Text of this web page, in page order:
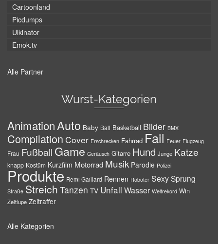
Cartoonland
Picdumps
Ulkinator
Emok.tv
Alle Partner
Wurst-Kategorien
AnimationAuto Baby Ball Basketball Bilder BMX
Compilation Cover Erschrecken Fahrrad Fail Feuer Flugzeug
Frau Fußball Game Geräusch Gitarre Hund Junge Katze
knapp Kostüm Kurzfilm Motorrad Musik Parodie Polizei
Produkte Remi Gaillard Rennen Roboter SexySprung
Straße Streich Tanzen TV Unfall Wasser Weltrekord Win
Zeitlupe Zeitraffer
Alle Kategorien